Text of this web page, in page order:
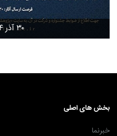
۳۰ آذر ۱۴۰۴
بخش های اصلی
خبرنما